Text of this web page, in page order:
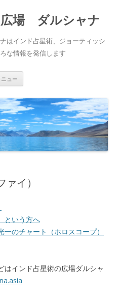
場 ダルシャナ
はインド占星術、ジョーティッシ
な情報を発信します
ニュー
イ）
という方へ
のチャート（ホロスコープ）
はインド占星術の広場ダルシャ